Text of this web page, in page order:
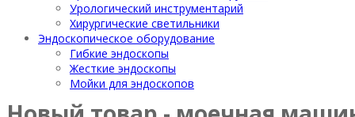
Урологический инструментарий
Хирургические светильники
Эндоскопическое оборудование
Гибкие эндоскопы
Жесткие эндоскопы
Мойки для эндоскопов